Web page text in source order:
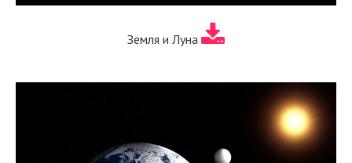
Земля и Луна